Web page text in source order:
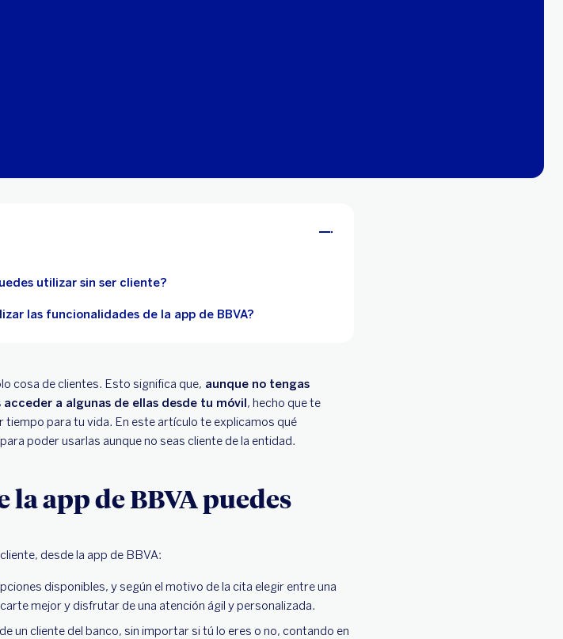
utilizar sin ser cliente?
las funcionalidades de la app de BBVA?
cosa de clientes. Esto significa que, aunque no tengas
acceder a algunas de ellas desde tu móvil, hecho que te
para tu vida. En este artículo te explicamos qué
poder usarlas aunque no seas cliente de la entidad.
app de BBVA puedes
desde la app de BBVA:
disponibles, y según el motivo de la cita elegir entre una
mejor y disfrutar de una atención ágil y personalizada.
un cliente del banco, sin importar si tú lo eres o no, contando en